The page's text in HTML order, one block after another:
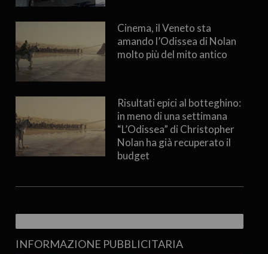
Cinema, il Veneto sta
amando l’Odissea di Nolan
molto più del mito antico
Risultati epici al botteghino:
in meno di una settimana
“L’Odissea” di Christopher
Nolan ha già recuperato il
budget
INFORMAZIONE PUBBLICITARIA